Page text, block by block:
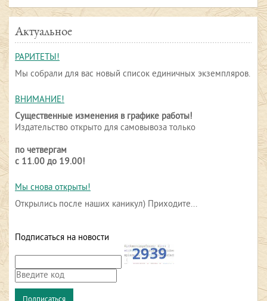
Актуальное
РАРИТЕТЫ!
Мы собрали для вас новый список единичных экземпляров.
ВНИМАНИЕ!
Существенные изменения в графике работы!
Издательство открыто для самовывоза только
по четвергам
с 11.00 до 19.00!
Мы снова открыты!
Открылись после наших каникул) Приходите...
Подписаться на новости